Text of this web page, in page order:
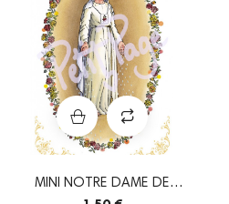
MINI NOTRE DAME DE